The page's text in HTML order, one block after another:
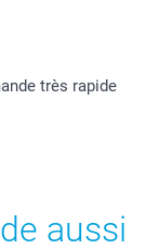
très rapide
aussi